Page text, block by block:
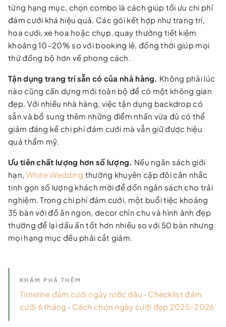
từng hạng mục, chọn combo là cách giúp tối ưu chi phí
đám cưới khá hiệu quả. Các gói kết hợp như trang trí,
hoa cưới, xe hoa hoặc chụp, quay thường tiết kiệm
khoảng 10–20% so với booking lẻ, đồng thời giúp mọi
thứ đồng bộ hơn về phong cách.
Tận dụng trang trí sẵn có của nhà hàng.
Không phải lúc
nào cũng cần dựng mới toàn bộ để có một không gian
đẹp. Với nhiều nhà hàng, việc tận dụng backdrop có
sẵn và bổ sung thêm những điểm nhấn vừa đủ có thể
giảm đáng kể chi phí đám cưới mà vẫn giữ được hiệu
quả thẩm mỹ.
Ưu tiên chất lượng hơn số lượng.
Nếu ngân sách giới
hạn, White Wedding thường khuyên cặp đôi cân nhắc
tinh gọn số lượng khách mời để dồn ngân sách cho trải
nghiệm. Trong chi phí đám cưới, một buổi tiệc khoảng
35 bàn với đồ ăn ngon, decor chỉn chu và hình ảnh đẹp
thường để lại dấu ấn tốt hơn nhiều so với 50 bàn nhưng
mọi hạng mục đều phải cắt giảm.
KHÁM PHÁ THÊM
Timeline đám cưới ngày rước dâu · Checklist đám
cưới 6 tháng · Cách chọn ngày cưới đẹp 2025–2026